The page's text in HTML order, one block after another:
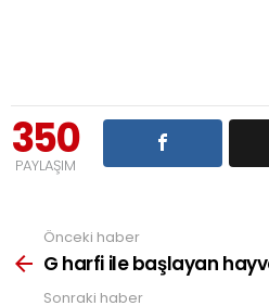
350
PAYLAŞIM
more
Önceki haber
G harfi ile başlayan
Sonraki haber